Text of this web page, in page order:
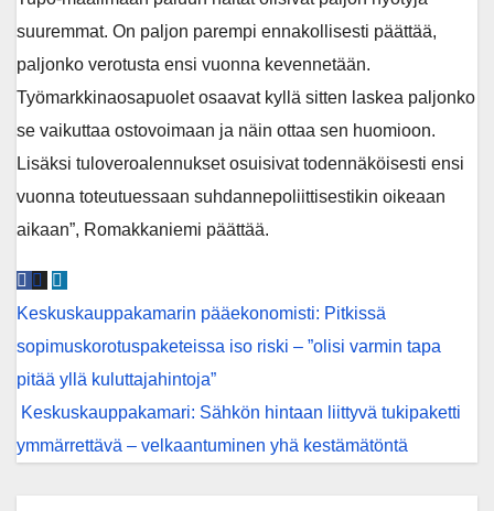
suuremmat. On paljon parempi ennakollisesti päättää,
paljonko verotusta ensi vuonna kevennetään.
Työmarkkinaosapuolet osaavat kyllä sitten laskea paljonko
se vaikuttaa ostovoimaan ja näin ottaa sen huomioon.
Lisäksi tuloveroalennukset osuisivat todennäköisesti ensi
vuonna toteutuessaan suhdannepoliittisestikin oikeaan
aikaan”, Romakkaniemi päättää.
Post
navigation
Keskuskauppakamarin pääekonomisti: Pitkissä
sopimuskorotuspaketeissa iso riski – ”olisi varmin tapa
pitää yllä kuluttajahintoja”
Keskuskauppakamari: Sähkön hintaan liittyvä tukipaketti
ymmärrettävä – velkaantuminen yhä kestämätöntä